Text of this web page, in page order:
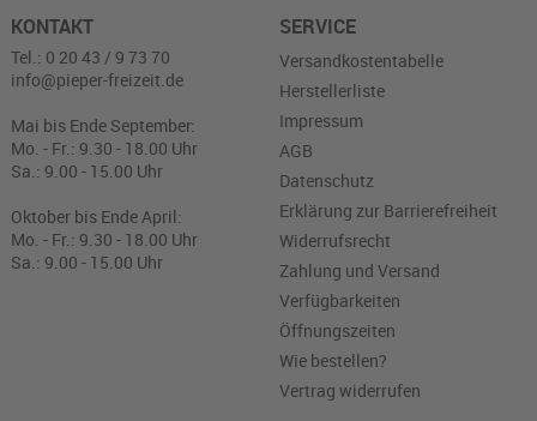
KONTAKT
Tel.: 0 20 43 / 9 73 70
info@pieper-freizeit.de
Mai bis Ende September:
Mo. - Fr.: 9.30 - 18.00 Uhr
Sa.: 9.00 - 15.00 Uhr
Oktober bis Ende April:
Mo. - Fr.: 9.30 - 18.00 Uhr
Sa.: 9.00 - 15.00 Uhr
SERVICE
Versandkostentabelle
Herstellerliste
Impressum
AGB
Datenschutz
Erklärung zur Barrierefreiheit
Widerrufsrecht
Zahlung und Versand
Verfügbarkeiten
Öffnungszeiten
Wie bestellen?
Vertrag widerrufen